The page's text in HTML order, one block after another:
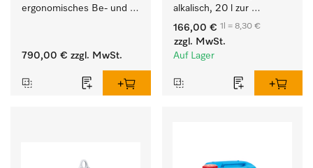
ergonomisches Be- und
Trockner.
790,00 € zzgl. MwSt.
alkalisch, 20 l zur
Reinigung weißer Textilien
und farbechter
Buntwäsche.
166,00 € 1l = 8,30 €
zzgl. MwSt.
Auf Lager